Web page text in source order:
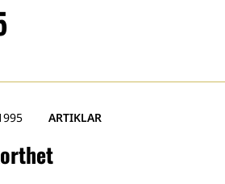
ARTIKLAR